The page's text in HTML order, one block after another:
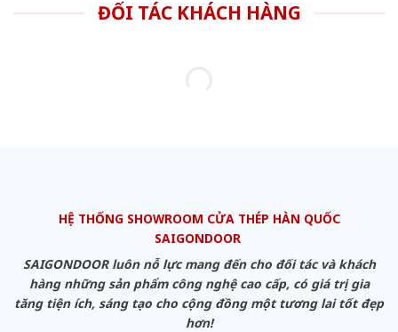
ĐỐI TÁC KHÁCH HÀNG
HỆ THỐNG SHOWROOM CỬA THÉP HÀN QUỐC
SAIGONDOOR
SAIGONDOOR luôn nỗ lực mang đến cho đối tác và khách
hàng những sản phẩm công nghệ cao cấp, có giá trị gia
tăng tiện ích, sáng tạo cho cộng đồng một tương lai tốt đẹp
hơn!